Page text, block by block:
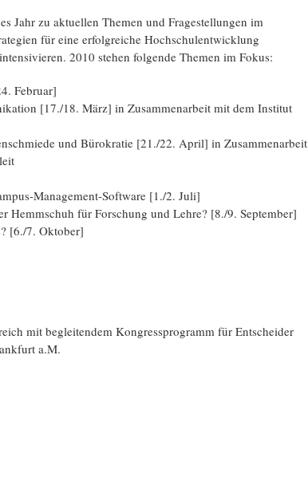
Jahr zu aktuellen Themen und Fragestellungen im
für eine erfolgreiche Hochschulentwicklung
2010 stehen folgende Themen im Fokus:
Februar]
[17./18. März] in Zusammenarbeit mit dem Institut
und Bürokratie [21./22. April] in Zusammenarbeit
Management-Software [1./2. Juli]
Hemmschuh für Forschung und Lehre? [8./9. September]
[6./7. Oktober]
mit begleitendem Kongressprogramm für Entscheider
a.M.